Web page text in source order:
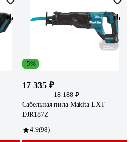
-5%
17 335 ₽
18 188 ₽
Сабельная пила Makita LXT
DJR187Z
4.9(98)